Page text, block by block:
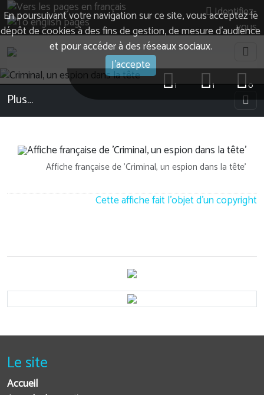
En poursuivant votre navigation sur ce site, vous acceptez le
dépôt de cookies à des fins de gestion, de mesure d’audience
et pour accéder à des réseaux sociaux.
J'accepte
Identifiez-
vous
0
1
1
Plus…
Affiche française de 'Criminal, un espion dans la tête'
Cette affiche fait l'objet d'un copyright
Le site
Accueil